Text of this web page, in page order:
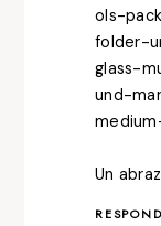
ols-
folder-
glass-
und-
Un